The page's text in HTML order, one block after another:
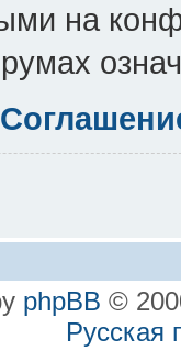
на
phpBB ©
Русская